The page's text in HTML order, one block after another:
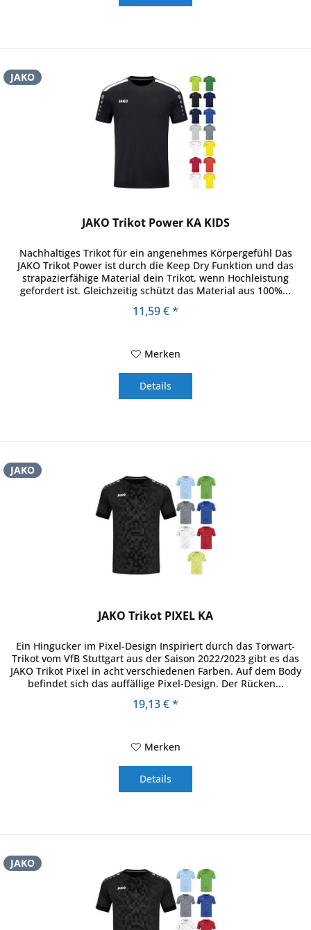
JAKO
JAKO Trikot Power KA KIDS
Nachhaltiges Trikot für ein angenehmes Körpergefühl Das
JAKO Trikot Power ist durch die Keep Dry Funktion und das
strapazierfähige Material dein Trikot, wenn Hochleistung
gefordert ist. Gleichzeitig schützt das Material aus 100%...
11,59 € *
Merken
Details
JAKO
JAKO Trikot PIXEL KA
Ein Hingucker im Pixel-Design Inspiriert durch das Torwart-
Trikot vom VfB Stuttgart aus der Saison 2022/2023 gibt es das
JAKO Trikot Pixel in acht verschiedenen Farben. Auf dem Body
befindet sich das auffällige Pixel-Design. Der Rücken...
19,13 € *
Merken
Details
JAKO